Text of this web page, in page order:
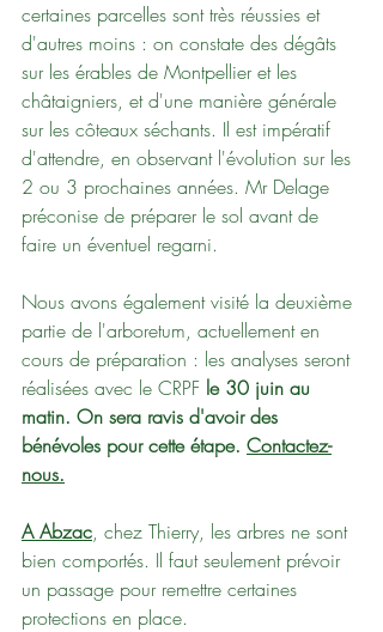
certaines parcelles sont très réussies et
d'autres moins : on constate des dégâts
sur les érables de Montpellier et les
châtaigniers, et d'une manière générale
sur les côteaux séchants. Il est impératif
d'attendre, en observant l'évolution sur les
2 ou 3 prochaines années. Mr Delage
préconise de préparer le sol avant de
faire un éventuel regarni.
Nous avons également visité la deuxième
partie de l'arboretum, actuellement en
cours de préparation : les analyses seront
réalisées avec le CRPF le 30 juin au
matin. On sera ravis d'avoir des
bénévoles pour cette étape. Contactez-
nous.
A Abzac, chez Thierry, les arbres ne sont
bien comportés. Il faut seulement prévoir
un passage pour remettre certaines
protections en place.